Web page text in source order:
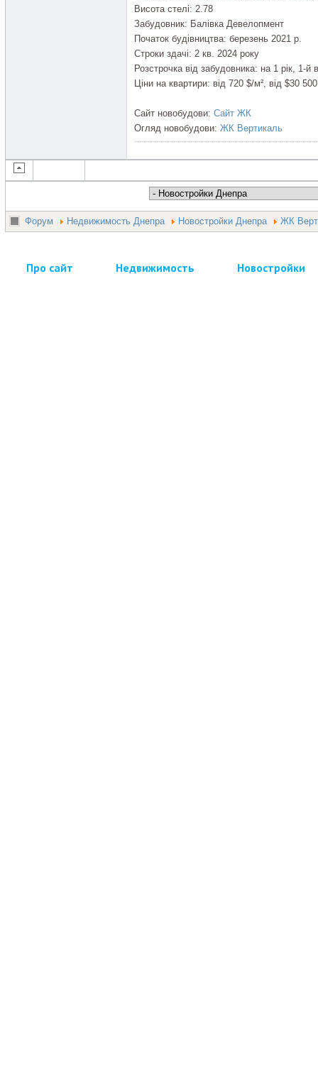
Висота стелі: 2.78
Забудовник: Балівка Девелопмент
Початок будівництва: березень 2021 р.
Строки здачі: 2 кв. 2024 року
Розстрочка від забудовника: на 1 рік, 1-й
Ціни на квартири: від 720 $/м², від $30
Сайт новобудови: Сайт ЖК
Огляд новобудови: ЖК Вертикаль
Форум Недвижимость Днепра Новостройки Днепра ЖК
Про сайт Недвижимость Новостройки